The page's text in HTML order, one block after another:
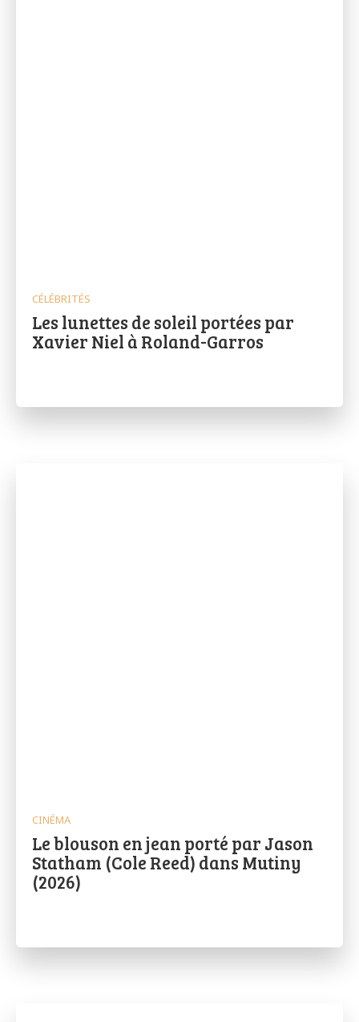
CÉLÉBRITÉS
Les lunettes de soleil portées par
Xavier Niel à Roland-Garros
CINÉMA
Le blouson en jean porté par Jason
Statham (Cole Reed) dans Mutiny
(2026)